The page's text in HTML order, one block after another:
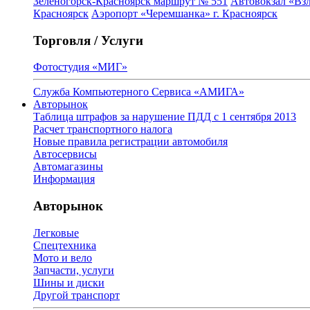
Красноярск Аэропорт «Черемшанка» г. Красноярск
Торговля / Услуги
Фотостудия «МИГ»
Служба Компьютерного Сервиса «АМИГА»
Авторынок
Таблица штрафов за нарушение ПДД с 1 сентября 2013
Расчет транспортного налога
Новые правила регистрации автомобиля
Автосервисы
Автомагазины
Информация
Авторынок
Легковые
Спецтехника
Мото и вело
Запчасти, услуги
Шины и диски
Другой транспорт